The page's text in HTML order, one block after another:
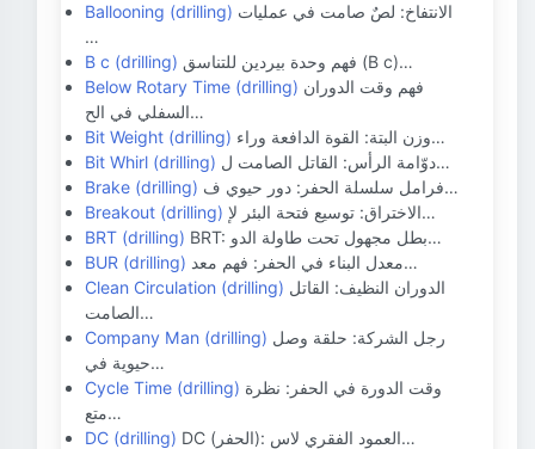
Ballooning (drilling)
…
B c (drilling)
فهم وحدة بيردين للتناسق (B c)…
Below Rotary Time (drilling)
السفلي في الح…
Bit Weight (drilling)
وزن البتة: القوة الدافعة وراء…
Bit Whirl (drilling)
دوّامة الرأس: القاتل الصامت ل…
Brake (drilling)
فرامل سلسلة الحفر: دور حيوي ف…
Breakout (drilling)
الاختراق: توسيع فتحة البئر لإ…
BRT (drilling)
BRT: بطل مجهول تحت طاولة الدو…
BUR (drilling)
معدل البناء في الحفر: فهم معد…
Clean Circulation (drilling)
الصامت…
Company Man (drilling)
حيوية في…
Cycle Time (drilling)
متع…
DC (drilling)
DC (الحفر): العمود الفقري لاس…